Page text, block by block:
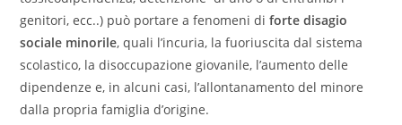
genitori, ecc..) può portare a fenomeni diforte disagio
sociale minorile, quali l’incuria, la fuoriuscita dal sistema
scolastico, la disoccupazione giovanile, l’aumento delle
dipendenze e, in alcuni casi, l’allontanamento del minore
dalla propria famiglia d’origine.